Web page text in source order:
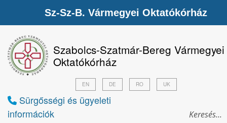
Szabolcs-Szatmár-Bereg Vármegyei
Oktatókórház
Sürgősségi és ügyeleti
információk
EN DE RO UK
Sz-Sz-B. Vármegyei Oktatókórház